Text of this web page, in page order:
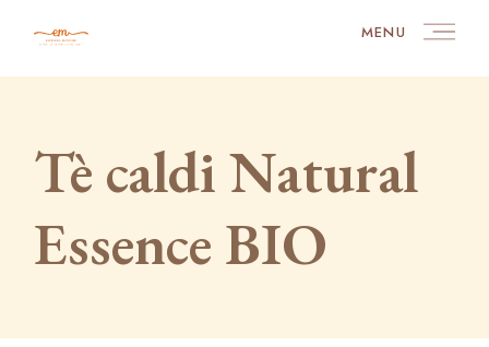
MENU
Tè caldi Natural
Essence BIO